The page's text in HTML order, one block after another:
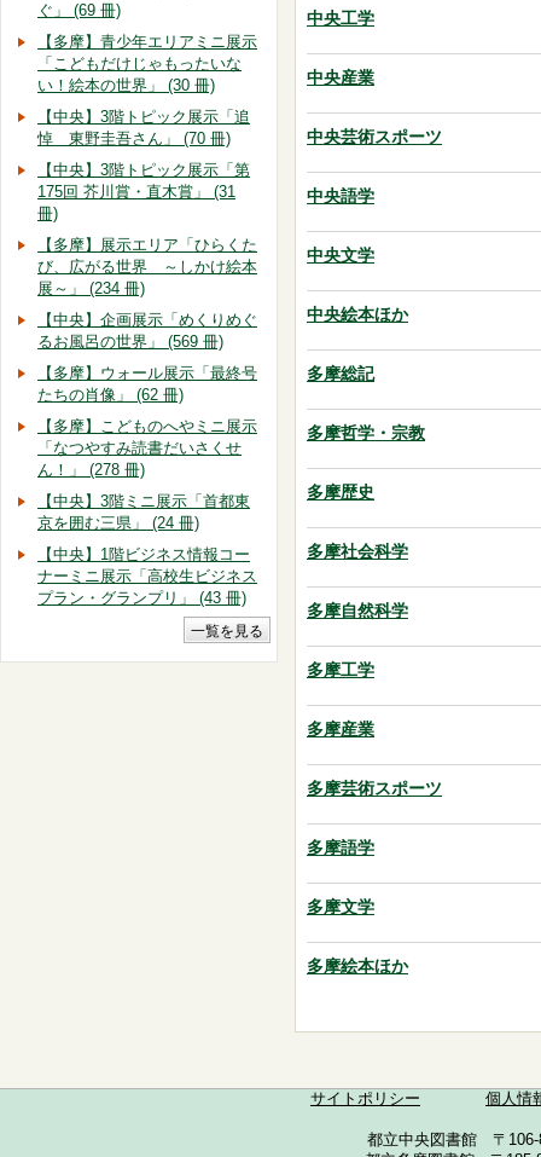
中央工学
中央産業
中央芸術スポーツ
中央語学
中央文学
中央絵本ほか
多摩総記
多摩哲学・宗教
多摩歴史
多摩社会科学
多摩自然科学
多摩工学
多摩産業
多摩芸術スポーツ
多摩語学
多摩文学
多摩絵本ほか
ぐ」 (69 冊)
【多摩】青少年エリアミニ展示
「こどもだけじゃもったいな
い！絵本の世界」 (30 冊)
【中央】3階トピック展示「追
悼 東野圭吾さん」 (70 冊)
【中央】3階トピック展示「第
175回 芥川賞・直木賞」 (31
冊)
【多摩】展示エリア「ひらくた
び、広がる世界 ～しかけ絵本
展～」 (234 冊)
【中央】企画展示「めくりめぐ
るお風呂の世界」 (569 冊)
【多摩】ウォール展示「最終号
たちの肖像」 (62 冊)
【多摩】こどものへやミニ展示
「なつやすみ読書だいさくせ
ん！」 (278 冊)
【中央】3階ミニ展示「首都東
京を囲む三県」 (24 冊)
【中央】1階ビジネス情報コー
ナーミニ展示「高校生ビジネス
プラン・グランプリ」 (43 冊)
サイトポリシー 個人情
都立中央図書館 〒